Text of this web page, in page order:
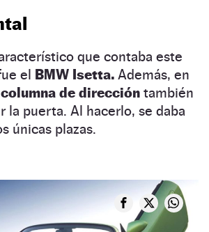
que contaba este
el BMW Isetta. Además, en
columna de dirección también
la puerta. Al hacerlo, se daba
únicas plazas.